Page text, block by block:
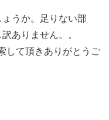
うか。足りない部
ありません。。
して頂きありがとうご